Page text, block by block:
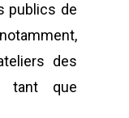
publics de
des
tant que
Contacts
/ Créations